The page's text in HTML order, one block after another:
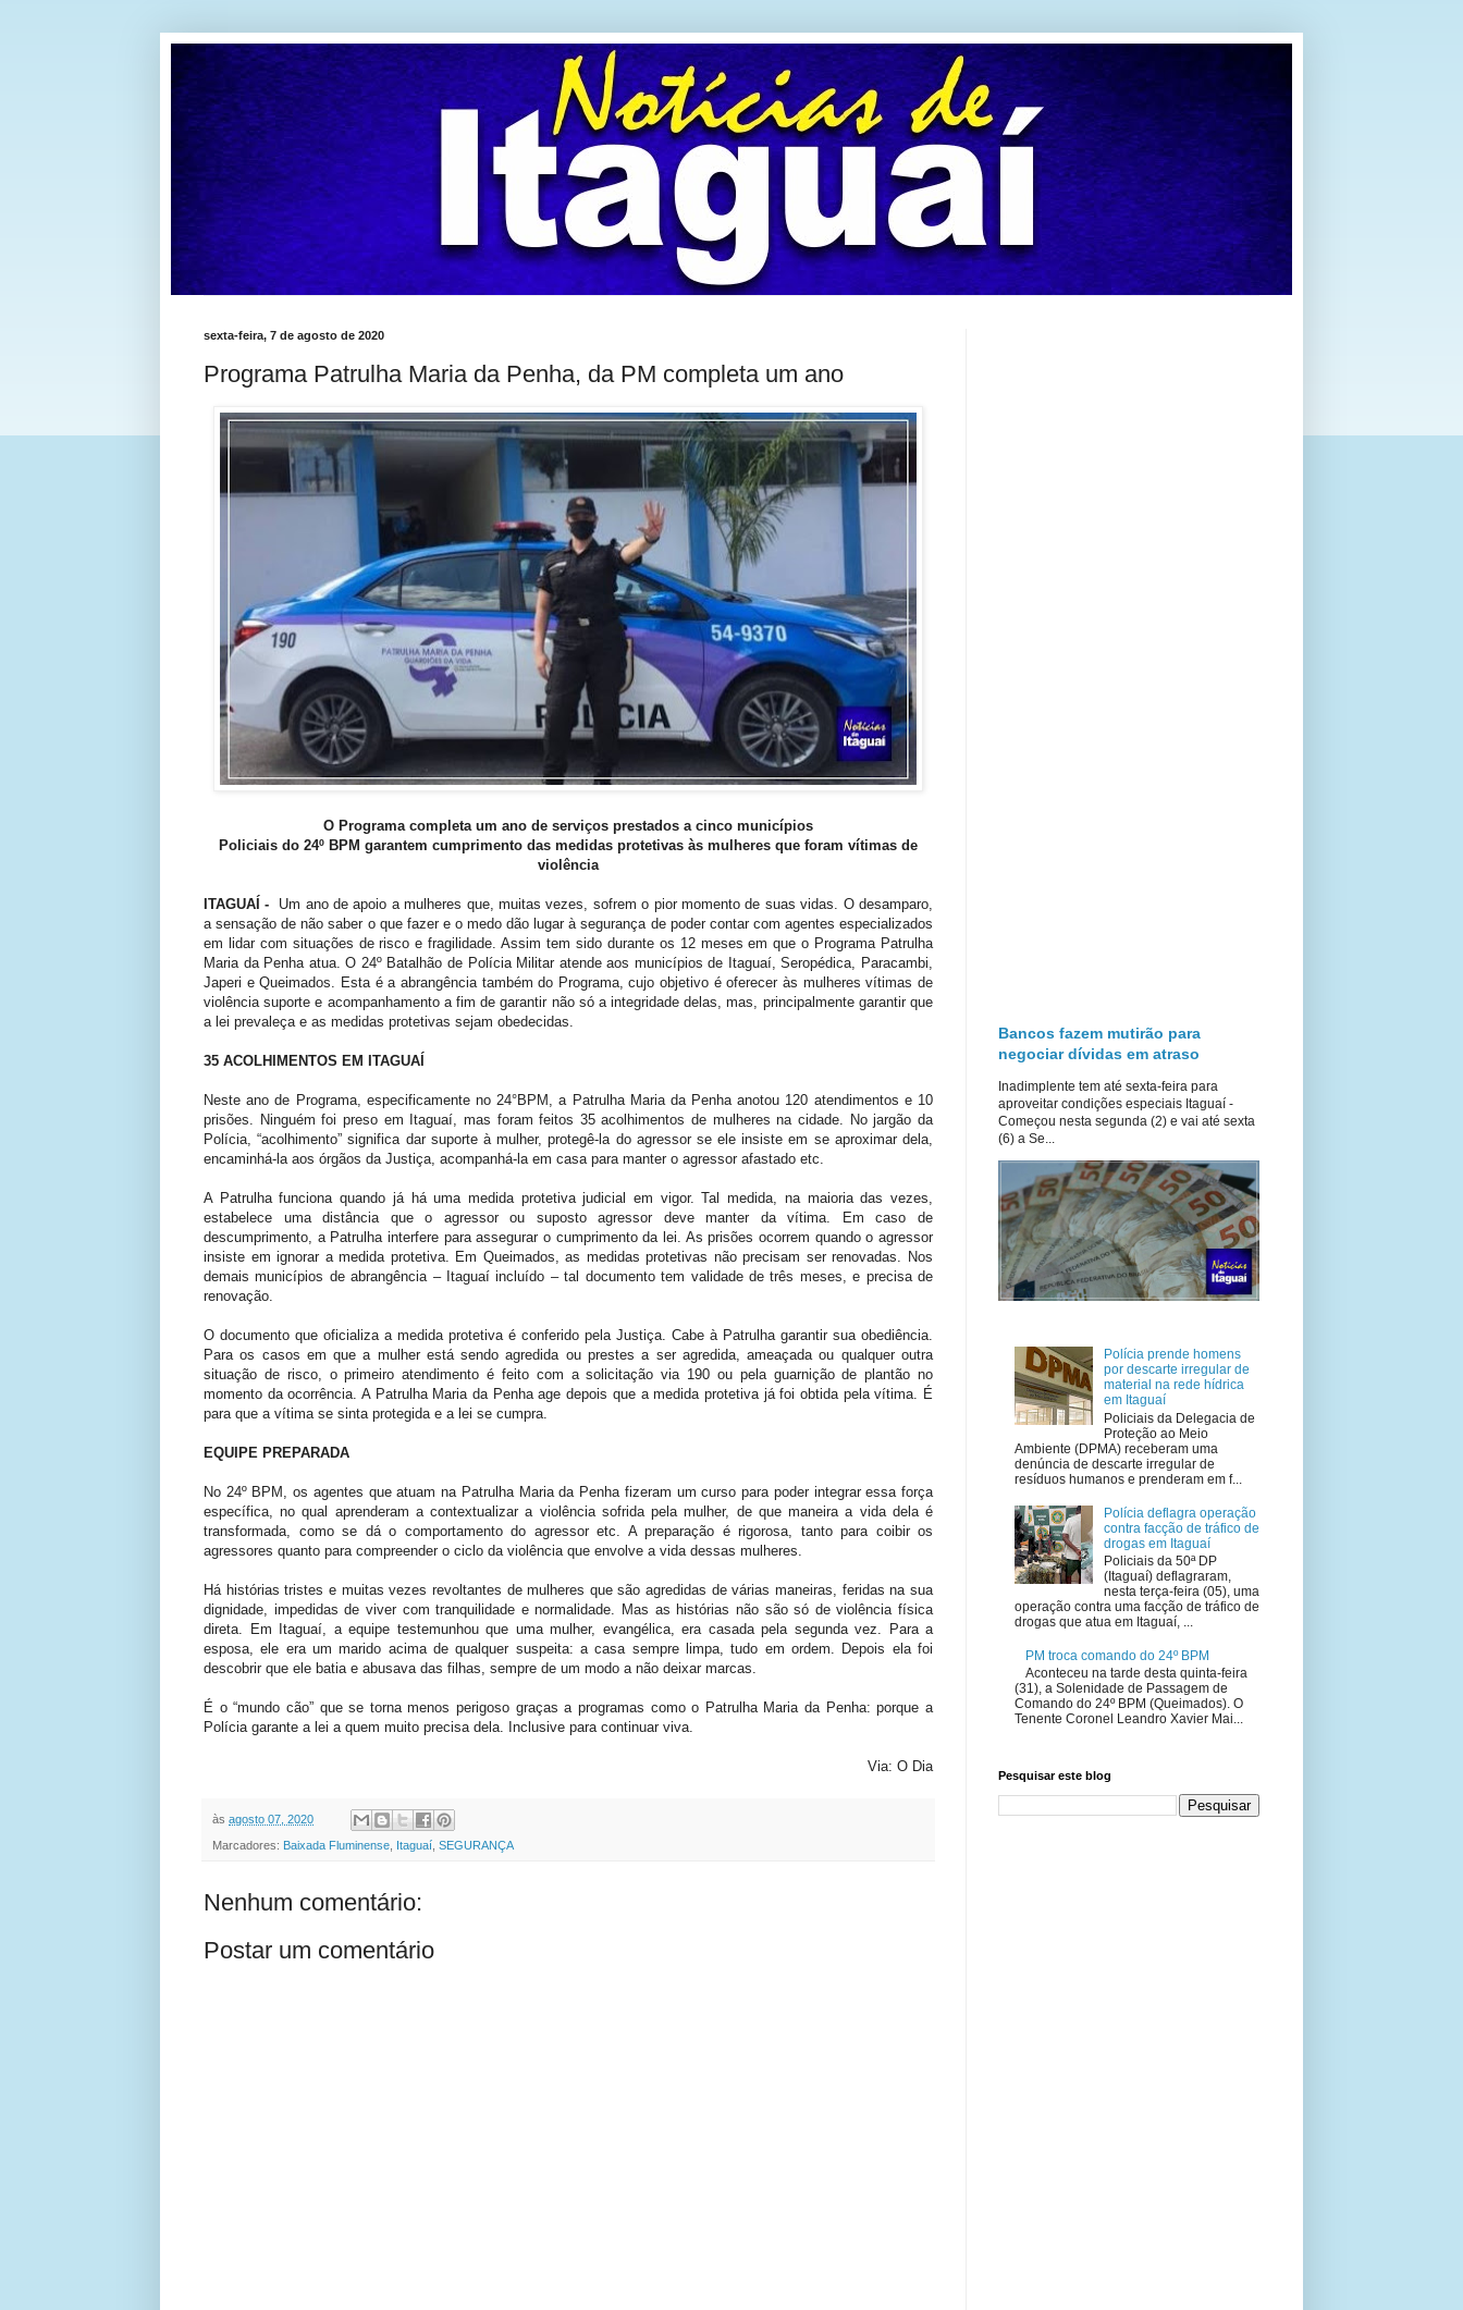
sexta-feira, 7 de agosto de 2020
Programa Patrulha Maria da Penha, da PM completa um ano
O Programa completa um ano de serviços prestados a cinco municípios
Policiais do 24º BPM garantem cumprimento das medidas protetivas às mulheres que foram vítimas de
violência
ITAGUAÍ - Um ano de apoio a mulheres que, muitas vezes, sofrem o pior momento de suas vidas. O desamparo,
a sensação de não saber o que fazer e o medo dão lugar à segurança de poder contar com agentes especializados
em lidar com situações de risco e fragilidade. Assim tem sido durante os 12 meses em que o Programa Patrulha
Maria da Penha atua. O 24º Batalhão de Polícia Militar atende aos municípios de Itaguaí, Seropédica, Paracambi,
Japeri e Queimados. Esta é a abrangência também do Programa, cujo objetivo é oferecer às mulheres vítimas de
violência suporte e acompanhamento a fim de garantir não só a integridade delas, mas, principalmente garantir que
a lei prevaleça e as medidas protetivas sejam obedecidas.
35 ACOLHIMENTOS EM ITAGUAÍ
Neste ano de Programa, especificamente no 24°BPM, a Patrulha Maria da Penha anotou 120 atendimentos e 10
prisões. Ninguém foi preso em Itaguaí, mas foram feitos 35 acolhimentos de mulheres na cidade. No jargão da
Polícia, “acolhimento” significa dar suporte à mulher, protegê-la do agressor se ele insiste em se aproximar dela,
encaminhá-la aos órgãos da Justiça, acompanhá-la em casa para manter o agressor afastado etc.
A Patrulha funciona quando já há uma medida protetiva judicial em vigor. Tal medida, na maioria das vezes,
estabelece uma distância que o agressor ou suposto agressor deve manter da vítima. Em caso de
descumprimento, a Patrulha interfere para assegurar o cumprimento da lei. As prisões ocorrem quando o agressor
insiste em ignorar a medida protetiva. Em Queimados, as medidas protetivas não precisam ser renovadas. Nos
demais municípios de abrangência – Itaguaí incluído – tal documento tem validade de três meses, e precisa de
renovação.
O documento que oficializa a medida protetiva é conferido pela Justiça. Cabe à Patrulha garantir sua obediência.
Para os casos em que a mulher está sendo agredida ou prestes a ser agredida, ameaçada ou qualquer outra
situação de risco, o primeiro atendimento é feito com a solicitação via 190 ou pela guarnição de plantão no
momento da ocorrência. A Patrulha Maria da Penha age depois que a medida protetiva já foi obtida pela vítima. É
para que a vítima se sinta protegida e a lei se cumpra.
EQUIPE PREPARADA
No 24º BPM, os agentes que atuam na Patrulha Maria da Penha fizeram um curso para poder integrar essa força
específica, no qual aprenderam a contextualizar a violência sofrida pela mulher, de que maneira a vida dela é
transformada, como se dá o comportamento do agressor etc. A preparação é rigorosa, tanto para coibir os
agressores quanto para compreender o ciclo da violência que envolve a vida dessas mulheres.
Há histórias tristes e muitas vezes revoltantes de mulheres que são agredidas de várias maneiras, feridas na sua
dignidade, impedidas de viver com tranquilidade e normalidade. Mas as histórias não são só de violência física
direta. Em Itaguaí, a equipe testemunhou que uma mulher, evangélica, era casada pela segunda vez. Para a
esposa, ele era um marido acima de qualquer suspeita: a casa sempre limpa, tudo em ordem. Depois ela foi
descobrir que ele batia e abusava das filhas, sempre de um modo a não deixar marcas.
É o “mundo cão” que se torna menos perigoso graças a programas como o Patrulha Maria da Penha: porque a
Polícia garante a lei a quem muito precisa dela. Inclusive para continuar viva.
Via: O Dia
às agosto 07, 2020
Marcadores: Baixada Fluminense Itaguaí SEGURANÇA
Nenhum comentário:
Postar um comentário
Bancos fazem mutirão para
negociar dívidas em atraso
Inadimplente tem até sexta-feira para
aproveitar condições especiais Itaguaí -
Começou nesta segunda (2) e vai até sexta
(6) a Se...
Polícia prende homens
por descarte irregular de
material na rede hídrica
em Itaguaí
Policiais da Delegacia de
Proteção ao Meio
Ambiente (DPMA) receberam uma
denúncia de descarte irregular de
resíduos humanos e prenderam em f...
Polícia deflagra operação
contra facção de tráfico de
drogas em Itaguaí
Policiais da 50ª DP
(Itaguaí) deflagraram,
nesta terça-feira (05), uma
operação contra uma facção de tráfico de
drogas que atua em Itaguaí, ...
PM troca comando do 24º BPM
Aconteceu na tarde desta quinta-feira
(31), a Solenidade de Passagem de
Comando do 24º BPM (Queimados). O
Tenente Coronel Leandro Xavier Mai...
Pesquisar este blog